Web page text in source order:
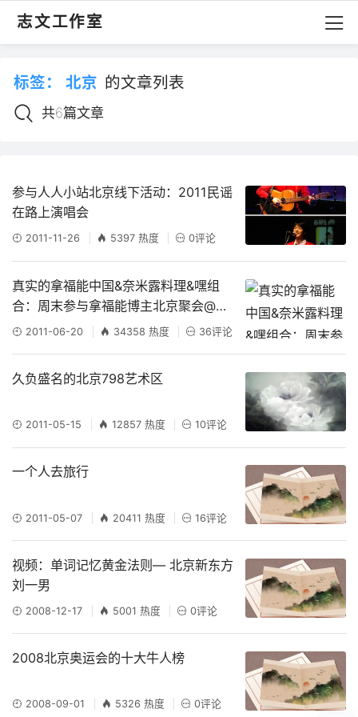
志文工作室
标签： 北京 的文章列表
共6篇文章
参与人人小站北京线下活动：2011民谣
在路上演唱会
2011-11-26 5397 热度 0评论
真实的拿福能中国&奈米露料理&嘿组
合：周末参与拿福能博主北京聚会@奈
米露料理活动记录
2011-06-20 34358 热度 36评论
久负盛名的北京798艺术区
2011-05-15 12857 热度 10评论
一个人去旅行
2011-05-07 20411 热度 16评论
视频：单词记忆黄金法则— 北京新东方
刘一男
2008-12-17 5001 热度 0评论
2008北京奥运会的十大牛人榜
2008-09-01 5326 热度 0评论